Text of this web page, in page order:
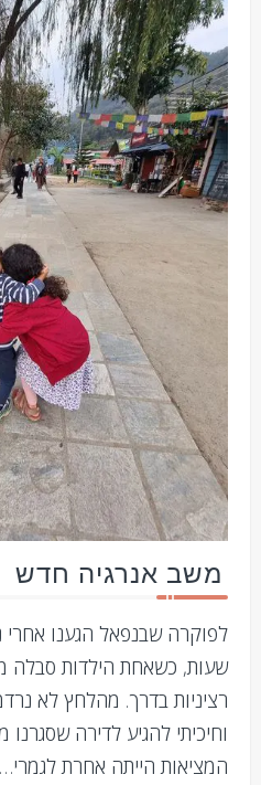
משב אנרגיה חדש
לפוקרה שבנפאל הגענו
שעות, כשאחת הילדות סבלה
רציניות בדרך. מהלחץ לא
וחיכיתי להגיע לדירה
המציאות הייתה אחרת